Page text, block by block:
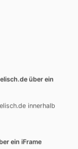
| Systemische
|
|
Früherziehung
über ein
innerhalb
ein iFrame